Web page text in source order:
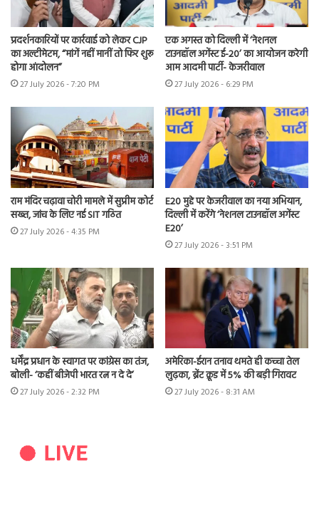
प्रदर्शनकारियों पर कार्रवाई को लेकर CJP
का अल्टीमेटम, “मांगें नहीं मानीं तो फिर शुरू
होगा आंदोलन”
27 July 2026 - 7:20 PM
एक अगस्त को दिल्ली में ‘नेशनल
टाउनहॉल अगेंस्ट ई-20’ का आयोजन करेगी
आम आदमी पार्टी- केजरीवाल
27 July 2026 - 6:29 PM
राम मंदिर चढ़ावा चोरी मामले में सुप्रीम कोर्ट
सख्त, जांच के लिए नई SIT गठित
27 July 2026 - 4:35 PM
E20 मुद्दे पर केजरीवाल का नया अभियान,
दिल्ली में करेंगे ‘नेशनल टाउनहॉल अगेंस्ट
E20’
27 July 2026 - 3:51 PM
धर्मेंद्र प्रधान के स्वागत पर कांग्रेस का तंज,
बोली- ‘कहीं बीजेपी भारत रत्न न दे दे’
27 July 2026 - 2:32 PM
अमेरिका-ईरान तनाव थमते ही कच्चा तेल
लुढ़का, ब्रेंट क्रूड में 5% की बड़ी गिरावट
27 July 2026 - 8:31 AM